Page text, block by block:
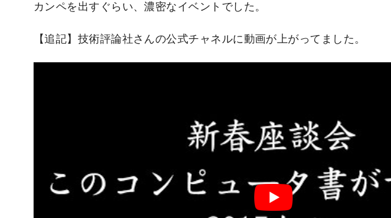
カンペを出すぐらい、濃密なイベントでした。
【追記】技術評論社さんの公式チャネルに動画が上がってました。